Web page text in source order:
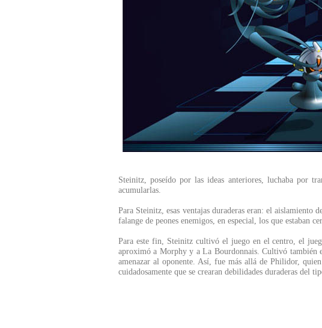
Steinitz, poseído por las ideas anteriores, luchaba por
acumularlas.
Para Steinitz, esas ventajas duraderas eran: el
falange de peones enemigos, en especial, los que estaban
Para este fin, Steinitz cultivó el juego en el centro, el
aproximó a Morphy y a La Bourdonnais. Cultivó también
amenazar al oponente. Así, fue más allá de Philidor,
cuidadosamente que se crearan debilidades duraderas del